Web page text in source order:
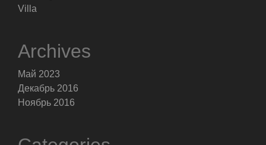
Villa
Archives
Май 2023
Декабрь 2016
Ноябрь 2016